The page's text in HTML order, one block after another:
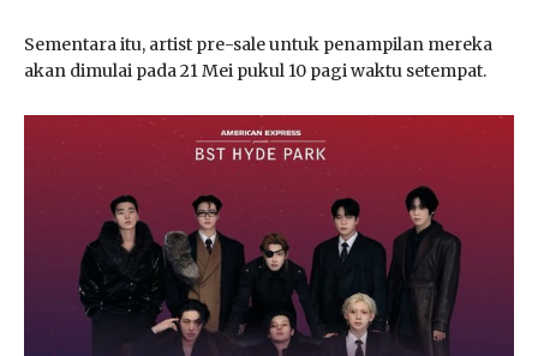
Sementara itu, artist pre-sale untuk penampilan mereka
akan dimulai pada 21 Mei pukul 10 pagi waktu setempat.